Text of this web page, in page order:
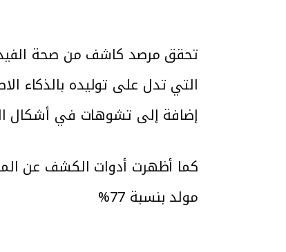
تحقق مرصد كاشف من صحة
التي تدل على توليده بالذكاء
إضافة إلى تشوهات في أشكال
مولد بنسبة 77%